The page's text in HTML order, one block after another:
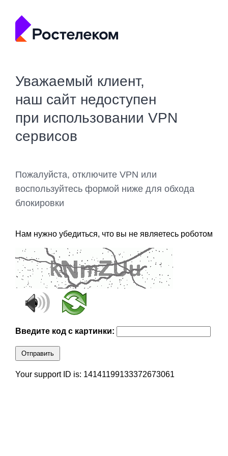
Уважаемый клиент,
наш сайт недоступен
при использовании VPN
сервисов
Пожалуйста, отключите VPN или
воспользуйтесь формой ниже для обхода
блокировки
Нам нужно убедиться, что вы не являетесь роботом
Введите код с картинки:
Отправить
Your support ID is: 14141199133372673061